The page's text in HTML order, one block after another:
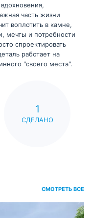
часть жизни
воплотить в камне,
мечты и потребности
спроектировать
работает на
"своего места".
1
СДЕЛАНО
СМОТРЕТЬ ВСЕ